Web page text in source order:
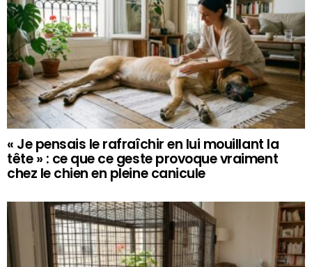
« Je pensais le rafraîchir en lui mouillant la
tête » : ce que ce geste provoque vraiment
chez le chien en pleine canicule